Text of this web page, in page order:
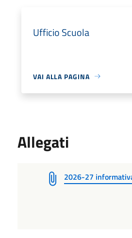
Ufficio Scuola
VAI ALLA PAGINA
Allegati
2026-27